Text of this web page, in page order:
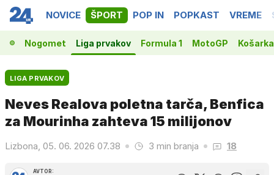
NOVICE ŠPORT POP IN POPKAST VREME
Nogomet Liga prvakov Formula 1 MotoGP Košarka
LIGA PRVAKOV
Neves Realova poletna tarča, Benfica
za Mourinha zahteva 15 milijonov
Lizbona, 05. 06. 2026 07.38 3 min branja 18
AVTOR: